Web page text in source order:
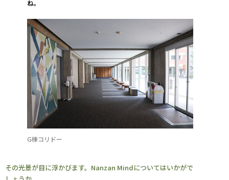
ね。
G棟コリドー
その光景が目に浮かびます。Nanzan Mindについてはいかがで